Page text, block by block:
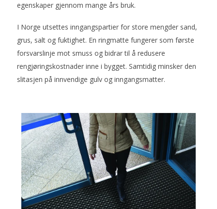
egenskaper gjennom mange års bruk.
I Norge utsettes inngangspartier for store mengder sand,
grus, salt og fuktighet. En ringmatte fungerer som første
forsvarslinje mot smuss og bidrar til å redusere
rengjøringskostnader inne i bygget. Samtidig minsker den
slitasjen på innvendige gulv og inngangsmatter.